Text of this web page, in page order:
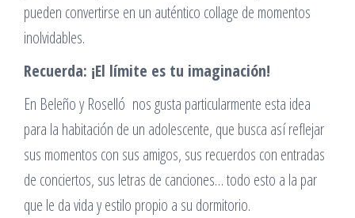
pueden convertirse en un auténtico collage de momentos
inolvidables.
Recuerda: ¡El límite es tu imaginación!
En Beleño y Roselló nos gusta particularmente esta idea
para la habitación de un adolescente, que busca así reflejar
sus momentos con sus amigos, sus recuerdos con entradas
de conciertos, sus letras de canciones… todo esto a la par
que le da vida y estilo propio a su dormitorio.